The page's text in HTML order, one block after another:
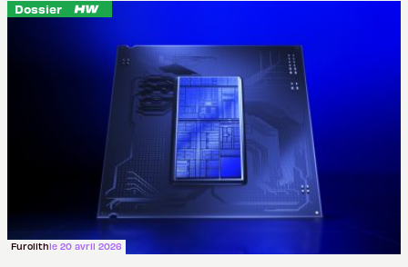
Dossier
Furolithle 20 avril 2026